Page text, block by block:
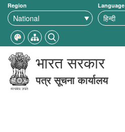
Region Language
भारत सरकार
पत्र सूचना कार्यालय